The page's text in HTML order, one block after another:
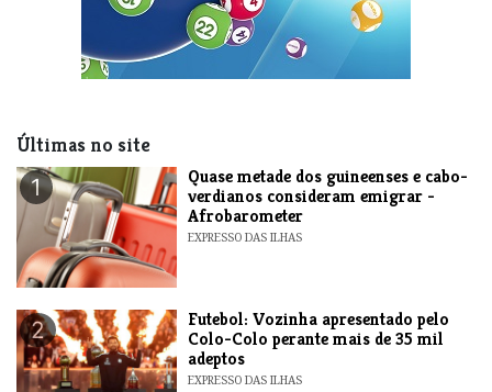
Últimas no site
1
Quase metade dos guineenses e cabo-
verdianos consideram emigrar -
Afrobarometer
EXPRESSO DAS ILHAS
2
Futebol: Vozinha apresentado pelo
Colo-Colo perante mais de 35 mil
adeptos
EXPRESSO DAS ILHAS